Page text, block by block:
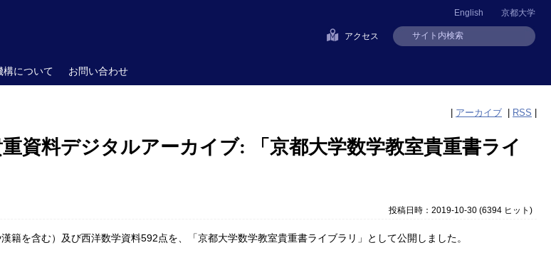
京都大学
English
アクセス
構について お問い合わせ
| アーカイブ | RSS |
重資料デジタルアーカイブ: 「京都大学数学教室貴重書ライ
投稿日時：2019-10-30(6394 ヒット )
籍を含む）及び西洋数学資料592点を、「京都大学数学教室貴重書ライブラリ」として公開しました。